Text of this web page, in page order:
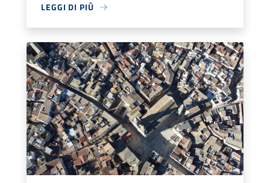
LEGGI DI PIÙ